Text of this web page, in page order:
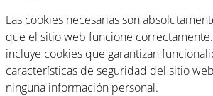
Las cookies necesarias son
que el sitio web funcione
incluye cookies que garantizan
características de seguridad del sitio
ninguna información personal.